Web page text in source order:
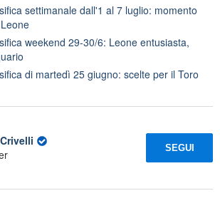
settimanale dall'1 al 7 luglio: momento
weekend 29-30/6: Leone entusiasta,
di martedì 25 giugno: scelte per il Toro
SEGUI